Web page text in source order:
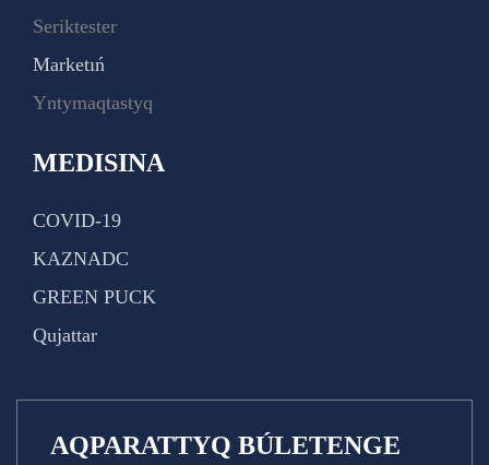
Seriktester
Marketıń
Yntymaqtastyq
MEDISINA
COVID-19
KAZNADC
GREEN PUCK
Qujattar
AQPARATTYQ BÚLETENGE